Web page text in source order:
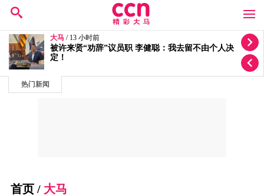
热门新闻
大马 / 14 小时前
朝圣局案双线调查 反贪会延扣3人警方查5投报
首页 / 大马